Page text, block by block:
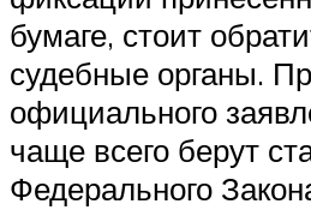
бумаге, стоит
судебные органы.
официального
чаще всего берут
Федерального